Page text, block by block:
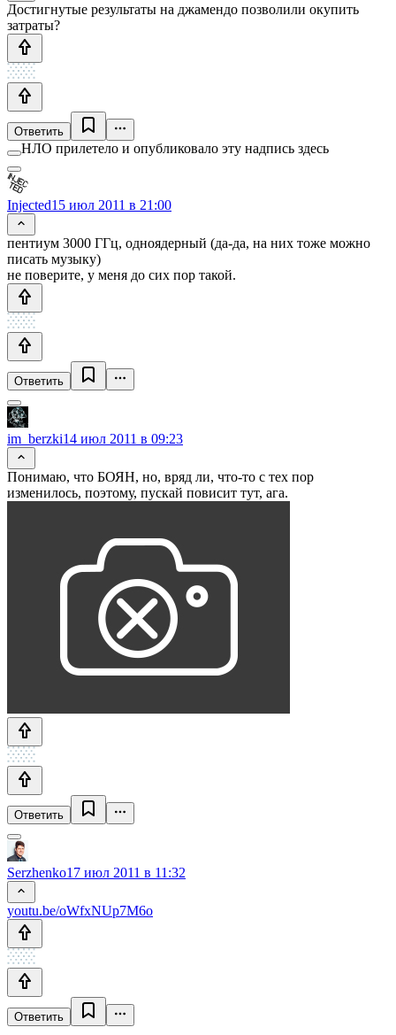
Достигнутые результаты на джамендо позволили окупить
затраты?
Ответить
НЛО прилетело и опубликовало эту надпись здесь
Injected15 июл 2011 в 21:00
пентиум 3000 ГГц, одноядерный (да-да, на них тоже можно
писать музыку)
не поверите, у меня до сих пор такой.
Ответить
im_berzki14 июл 2011 в 09:23
Понимаю, что БОЯН, но, вряд ли, что-то с тех пор
изменилось, поэтому, пускай повисит тут, ага.
Ответить
Serzhenko17 июл 2011 в 11:32
youtu.be/oWfxNUp7M6o
Ответить